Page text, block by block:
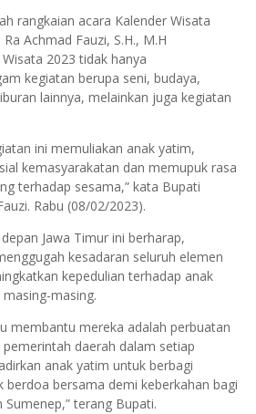
rangkaian acara Kalender Wisata
Achmad Fauzi, S.H., M.H
2023 tidak hanya
kegiatan berupa seni, budaya,
lainnya, melainkan juga kegiatan
ini memuliakan anak yatim,
kemasyarakatan dan memupuk rasa
terhadap sesama,” kata Bupati
Rabu (08/02/2023).
Jawa Timur ini berharap,
kesadaran seluruh elemen
kepedulian terhadap anak
masing.
membantu mereka adalah perbuatan
daerah dalam setiap
anak yatim untuk berbagi
berdoa bersama demi keberkahan bagi
terang Bupati.